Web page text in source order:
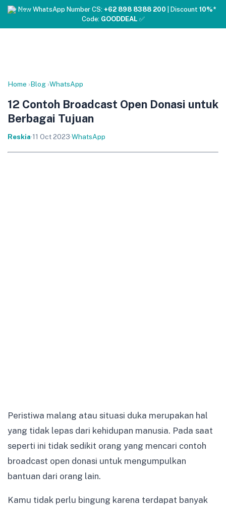
❤️ New WhatsApp Number CS: +62 898 8388 200 | Discount 10%*
Code: GOODDEAL ✅
Home ›Blog ›WhatsApp
12 Contoh Broadcast Open Donasi untuk
Berbagai Tujuan
Reskia·11 Oct 2023·WhatsApp
Peristiwa malang atau situasi duka merupakan hal
yang tidak lepas dari kehidupan manusia. Pada saat
seperti ini tidak sedikit orang yang mencari contoh
broadcast open donasi untuk mengumpulkan
bantuan dari orang lain.
Kamu tidak perlu bingung karena terdapat banyak